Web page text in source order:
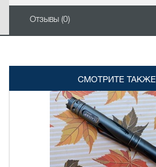
Отзывы (0)
СМОТРИТЕ ТАКЖЕ